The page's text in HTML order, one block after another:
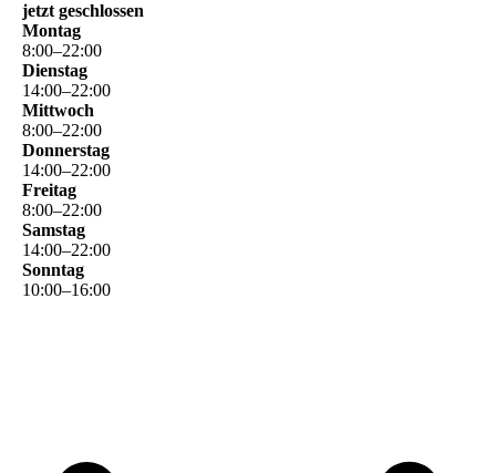
jetzt geschlossen
Montag
8:00–22:00
Dienstag
14:00–22:00
Mittwoch
8:00–22:00
Donnerstag
14:00–22:00
Freitag
8:00–22:00
Samstag
14:00–22:00
Sonntag
10:00–16:00